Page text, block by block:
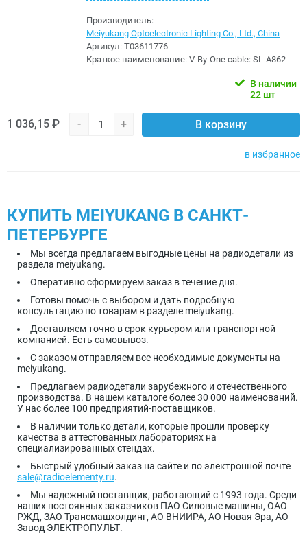
Производитель:
Meiyukang Optoelectronic Lighting Co., Ltd., China
Артикул: Т03611776
Краткое наименование: V-By-One cable: SL-A862
В наличии
22 шт
1 036,15 ₽ - + В корзину
в избранное
КУПИТЬ MEIYUKANG В САНКТ-
ПЕТЕРБУРГЕ
Мы всегда предлагаем выгодные цены на радиодетали из
раздела meiyukang.
Оперативно сформируем заказ в течение дня.
Готовы помочь с выбором и дать подробную
консультацию по товарам в разделе meiyukang.
Доставляем точно в срок курьером или транспортной
компанией. Есть самовывоз.
С заказом отправляем все необходимые документы на
meiyukang.
Предлагаем радиодетали зарубежного и отечественного
производства. В нашем каталоге более 30 000 наименований.
У нас более 100 предприятий-поставщиков.
В наличии только детали, которые прошли проверку
качества в аттестованных лабораториях на
специализированных стендах.
Быстрый удобный заказ на сайте и по электронной почте
sale@radioelementy.ru.
Мы надежный поставщик, работающий с 1993 года. Среди
наших постоянных заказчиков ПАО Силовые машины, ОАО
РЖД, ЗАО Трансмашхолдинг, АО ВНИИРА, АО Новая Эра, АО
Завод ЭЛЕКТРОПУЛЬТ.